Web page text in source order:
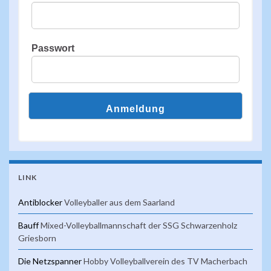
Passwort
LINK
AntiblockerVolleyballer aus dem Saarland
BauffMixed-Volleyballmannschaft der SSG Schwarzenholz
Griesborn
Die NetzspannerHobby Volleyballverein des TV Macherbach